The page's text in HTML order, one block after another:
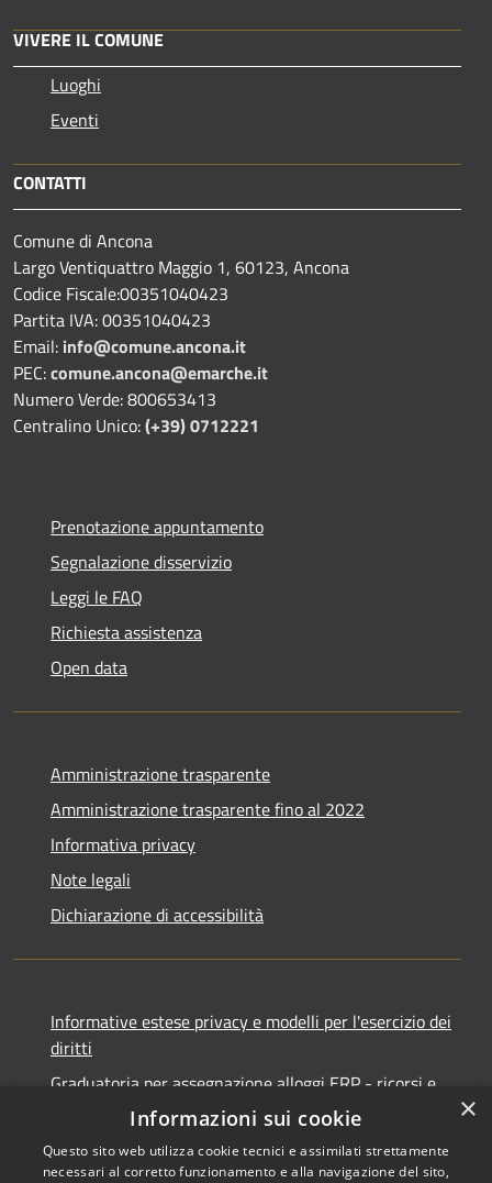
VIVERE IL COMUNE
Luoghi
Eventi
CONTATTI
Comune di Ancona
Largo Ventiquattro Maggio 1, 60123, Ancona
Codice Fiscale:00351040423
Partita IVA: 00351040423
Email: info@comune.ancona.it
PEC:comune.ancona@emarche.it
Numero Verde: 800653413
Centralino Unico:(+39) 0712221
Prenotazione appuntamento
Segnalazione disservizio
Leggi le FAQ
Richiesta assistenza
Open data
Amministrazione trasparente
Amministrazione trasparente fino al 2022
Informativa privacy
Note legali
Dichiarazione di accessibilità
Informative estese privacy e modelli per l'esercizio dei
diritti
Graduatoria per assegnazione alloggi ERP - ricorsi e
×
Informazioni sui cookie
Questo sito web utilizza cookie tecnici e assimilati strettamente
necessari al corretto funzionamento e alla navigazione del sito,